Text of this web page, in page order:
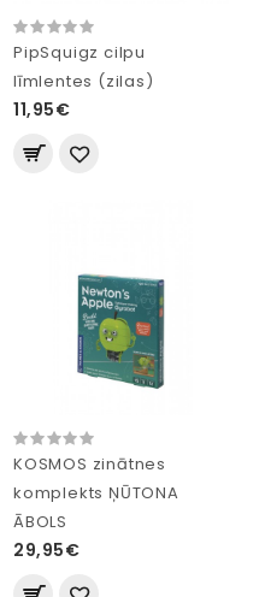
PipSquigz cilpu
līmlentes (zilas)
11,95€
KOSMOS zinātnes
komplekts ŅŪTONA
ĀBOLS
29,95€